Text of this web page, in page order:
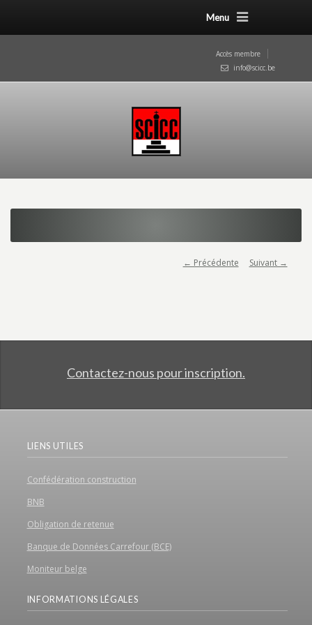
Menu
Accès membre
info@scicc.be
← Précédente Suivant →
Contactez-nous pour inscription.
LIENS UTILES
Confédération construction
BNB
Obligation de retenue
Banque de Données Carrefour (BCE)
Moniteur belge
INFORMATIONS LÉGALES